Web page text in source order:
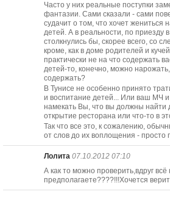
Часто у них реальные поступки
фантазии. Сами сказали - сами
судачит о том, что хочет жениться
детей. А в реальности, по приезду
столкнулись бы, скорее всего, со
кроме, как в доме родителей и
практически не на что содержать
детей-то, конечно, можно
содержать?
В Тунисе не особенно принято
и воспитание детей... Или ваш МЧ
намекать Вы, что вы должны найти
открытие ресторана или что-то в
Так что все это, к сожалению,
от слов до их воплощения - просто
Лолита 07.10.2012 07:10
А как то можно проверить,вдруг всё
предполагаете????!!!Хочется